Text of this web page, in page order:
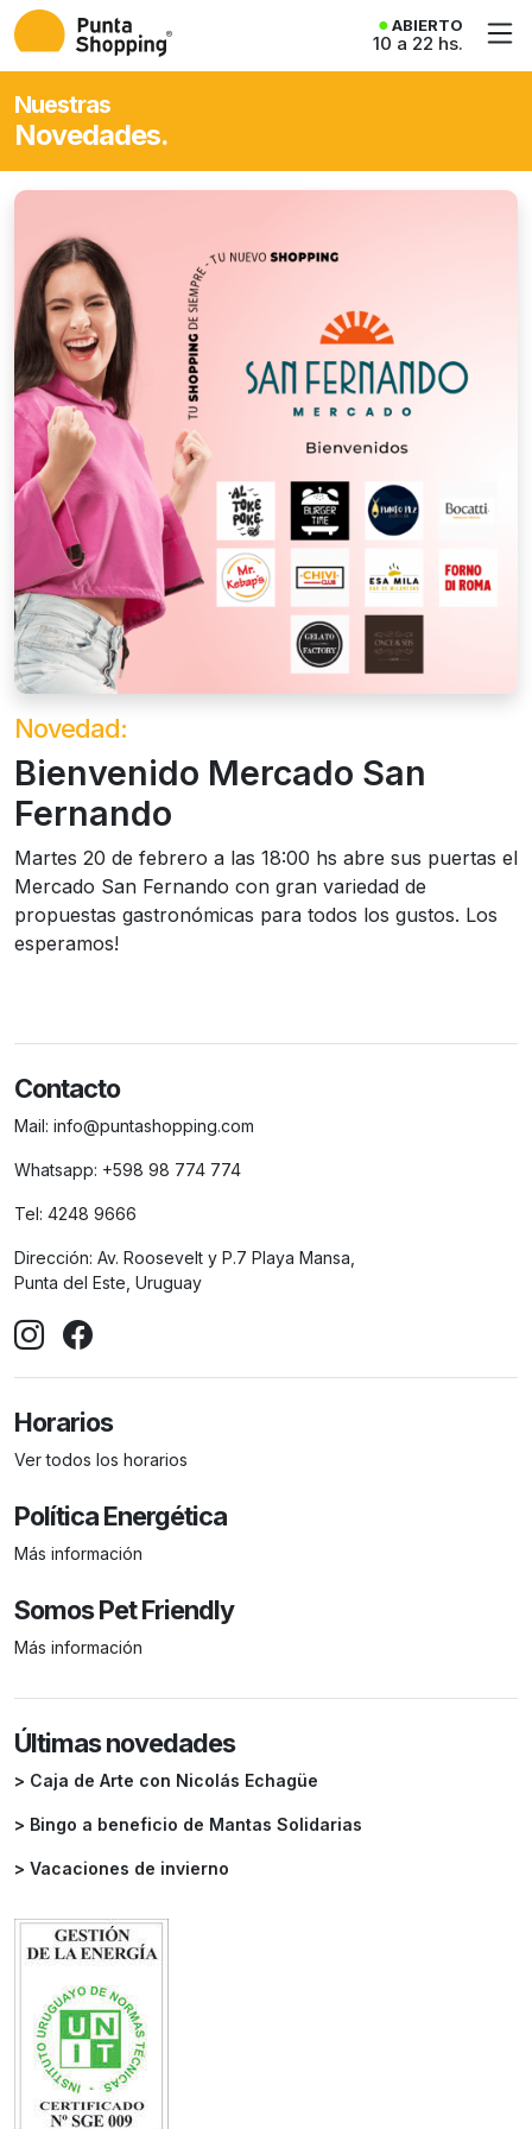
ABIERTO
10 a 22 hs.
Nuestras
Novedades.
Novedad:
Bienvenido Mercado San
Fernando
Martes 20 de febrero a las 18:00 hs abre sus puertas el
Mercado San Fernando con gran variedad de
propuestas gastronómicas para todos los gustos. Los
esperamos!
Contacto
Mail: info@puntashopping.com
Whatsapp: +598 98 774 774
Tel: 4248 9666
Dirección: Av. Roosevelt y P.7 Playa Mansa,
Punta del Este, Uruguay
Horarios
Ver todos los horarios
Política Energética
Más información
Somos Pet Friendly
Más información
Últimas novedades
> Caja de Arte con Nicolás Echagüe
> Bingo a beneficio de Mantas Solidarias
> Vacaciones de invierno